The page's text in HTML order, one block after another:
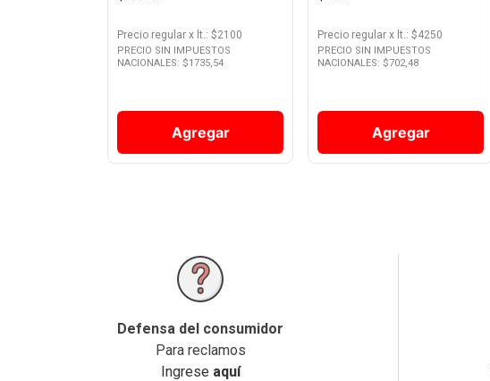
Precio regular x lt.: $2100
PRECIO SIN IMPUESTOS
NACIONALES: $1735,54
Agregar
Precio regular x lt.: $4250
PRECIO SIN IMPUESTOS
NACIONALES: $702,48
Agregar
Defensa del consumidor
Para reclamos
Ingrese aquí